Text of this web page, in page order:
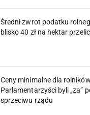
Średni zwrot podatku
blisko 40 zł na hektar
Ceny minimalne dla
Parlamentarzyści byli „za”
sprzeciwu rządu